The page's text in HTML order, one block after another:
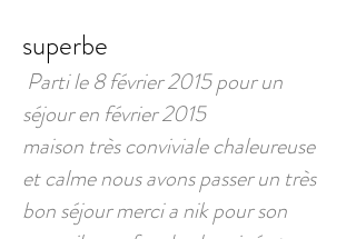
superbe
Parti le 8 février 2015 pour un
séjour en février 2015
maison très conviviale chaleureuse
et calme nous avons passer un très
bon séjour merci a nik pour son